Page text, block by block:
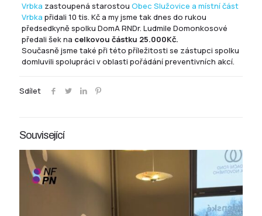
Vrbka zastoupená starostou Obec Služovice a místní část
Vrbka přidali 10 tis. Kč a my jsme tak dnes do rukou
předsedkyně spolku DomA RNDr. Ludmile Domonkosové
předali šek na celkovou částku 25.000Kč.
Současně jsme také při této příležitosti se zástupci spolku
domluvili spolupráci v oblasti pořádání preventivních akcí.
Sdílet
Související